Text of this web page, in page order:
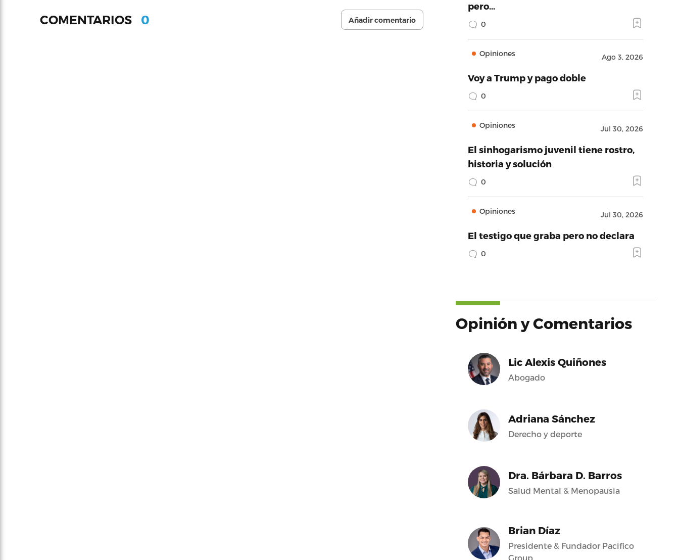
COMENTARIOS 0 Añadir comentario
pero…
0
Opiniones Ago 3, 2026
Voy a Trump y pago doble
0
Opiniones Jul 30, 2026
El sinhogarismo juvenil tiene rostro,
historia y solución
0
Opiniones Jul 30, 2026
El testigo que graba pero no declara
0
Opinión y Comentarios
Lic Alexis Quiñones
Abogado
Adriana Sánchez
Derecho y deporte
Dra. Bárbara D. Barros
Salud Mental & Menopausia
Brian Díaz
Presidente & Fundador Pacifico
Group